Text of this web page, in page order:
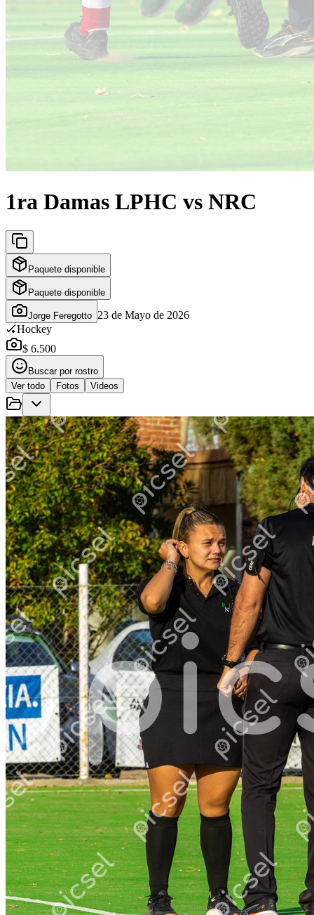
1ra Damas LPHC vs NRC
Paquete disponible
Paquete disponible
Jorge Feregotto 23 de Mayo de 2026
🏑Hockey
$ 6.500
Buscar por rostro
Ver todo
Fotos Videos